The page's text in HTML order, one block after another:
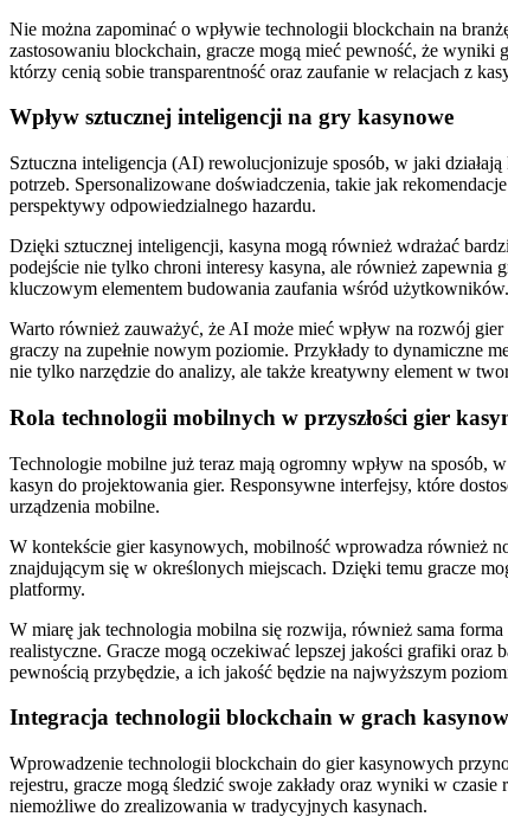
Nie można zapominać o wpływie technologii blockchain na
zastosowaniu blockchain, gracze mogą mieć pewność, że wyniki
którzy cenią sobie transparentność oraz zaufanie w relacjach z
Wpływ sztucznej inteligencji na gry kasynowe
Sztuczna inteligencja (AI) rewolucjonizuje sposób, w jaki
potrzeb. Spersonalizowane doświadczenia, takie jak
perspektywy odpowiedzialnego hazardu.
Dzięki sztucznej inteligencji, kasyna mogą również wdrażać
podejście nie tylko chroni interesy kasyna, ale również zapewnia
kluczowym elementem budowania zaufania wśród użytkowników.
Warto również zauważyć, że AI może mieć wpływ na rozwój
graczy na zupełnie nowym poziomie. Przykłady to dynamiczne
nie tylko narzędzie do analizy, ale także kreatywny element w
Rola technologii mobilnych w przyszłości gier
Technologie mobilne już teraz mają ogromny wpływ na sposób,
kasyn do projektowania gier. Responsywne interfejsy, które
urządzenia mobilne.
W kontekście gier kasynowych, mobilność wprowadza również
znajdującym się w określonych miejscach. Dzięki temu gracze
platformy.
W miarę jak technologia mobilna się rozwija, również sama
realistyczne. Gracze mogą oczekiwać lepszej jakości grafiki
pewnością przybędzie, a ich jakość będzie na najwyższym
Integracja technologii blockchain w grach
Wprowadzenie technologii blockchain do gier kasynowych
rejestru, gracze mogą śledzić swoje zakłady oraz wyniki w
niemożliwe do zrealizowania w tradycyjnych kasynach.